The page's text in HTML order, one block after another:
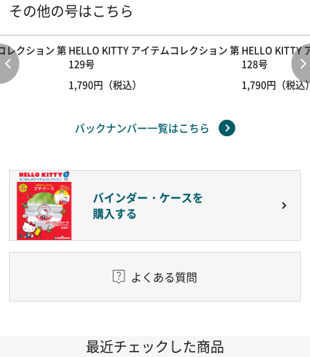
その他の号はこちら
レクション 第 HELLO KITTY アイテムコレクション 第
129号
1,790円（税込）
HELLO KITTY
128号
1,790円（税込
バックナンバー一覧はこちら
バインダー・ケースを
購入する
よくある質問
最近チェックした商品